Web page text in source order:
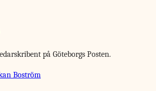
på Göteborgs Posten.
Boström